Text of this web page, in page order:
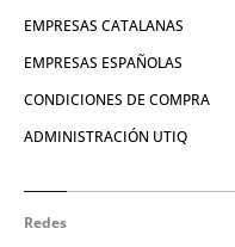
EMPRESAS CATALANAS
EMPRESAS ESPAÑOLAS
CONDICIONES DE COMPRA
ADMINISTRACIÓN UTIQ
Redes